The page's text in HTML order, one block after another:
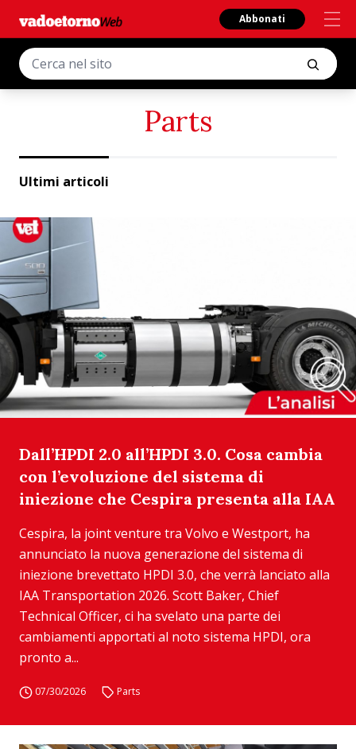
Abbonati
Parts
Ultimi articoli
Dall’HPDI 2.0 all’HPDI 3.0. Cosa cambia
con l’evoluzione del sistema di
iniezione che Cespira presenta alla IAA
Cespira, la joint venture tra Volvo e Westport, ha
annunciato la nuova generazione del sistema di
iniezione brevettato HPDI 3.0, che verrà lanciato alla
IAA Transportation 2026. Scott Baker, Chief
Technical Officer, ci ha svelato una parte dei
cambiamenti apportati al noto sistema HPDI, ora
pronto a...
07/30/2026 Parts